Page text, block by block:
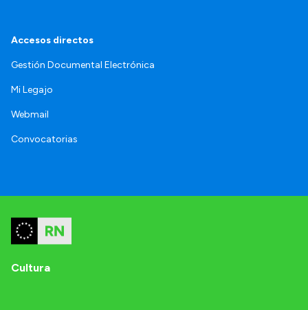
Accesos directos
Gestión Documental Electrónica
Mi Legajo
Webmail
Convocatorias
Cultura